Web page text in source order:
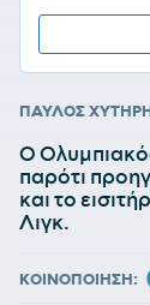
ΠΑΥΛΟΣ
Ο
παρότι
και το
Λιγκ.
ΚΟΙΝΟΠΟΙΗΣΗ: